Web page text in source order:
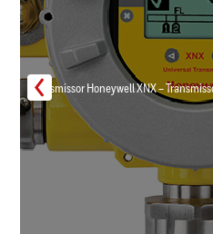
Transmissor Honeywell XNX –